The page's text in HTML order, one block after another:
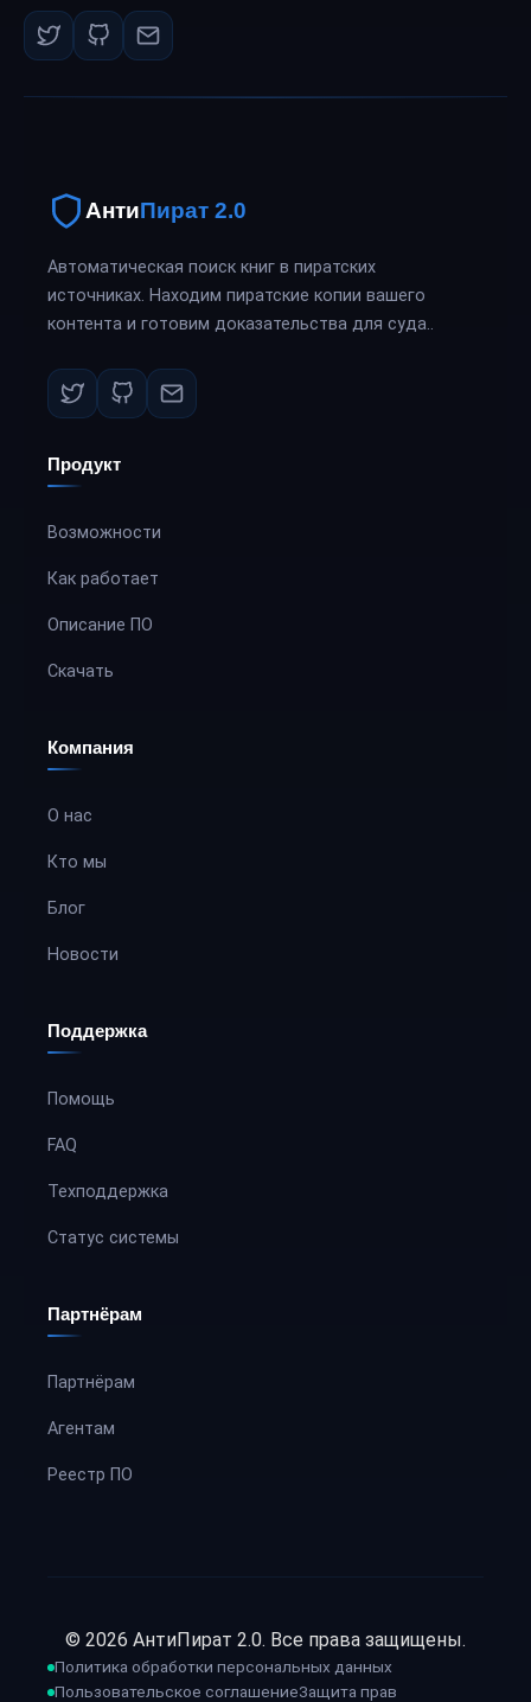
АнтиПират 2.0
Автоматическая поиск книг в пиратских
источниках. Находим пиратские копии вашего
контента и готовим доказательства для суда..
Продукт
Возможности
Как работает
Описание ПО
Скачать
Компания
О нас
Кто мы
Блог
Новости
Поддержка
Помощь
FAQ
Техподдержка
Статус системы
Партнёрам
Партнёрам
Агентам
Реестр ПО
© 2026 АнтиПират 2.0. Все права защищены.
Политика обработки персональных данных
Пользовательское соглашениеЗащита прав